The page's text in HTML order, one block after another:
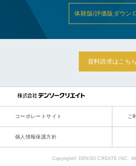
体験版/評価版ダウン
資料請求はこちら
コーポレートサイト ご
個人情報保護方針
Copyright© DENSO CREATE INC.